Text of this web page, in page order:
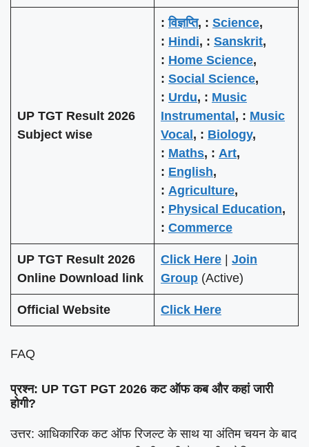
UP TGT Result 2026
Subject wise
:विज्ञप्ति, : Science,
: Hindi, : Sanskrit,
: Home Science,
: Social Science,
: Urdu, : Music
Instrumental , : Music
Vocal , : Biology,
: Maths, : Art,
: English,
: Agriculture,
: Physical Education,
: Commerce
UP TGT Result 2026
Online Download link
Click Here
Join
Group (Active)
Official Website Click Here
FAQ
प्रश्न: UP TGT PGT 2026 कट ऑफ कब और कहां जारी
होगी?
उत्तर: आधिकारिक कट ऑफ रिजल्ट के साथ या अंतिम चयन के बाद